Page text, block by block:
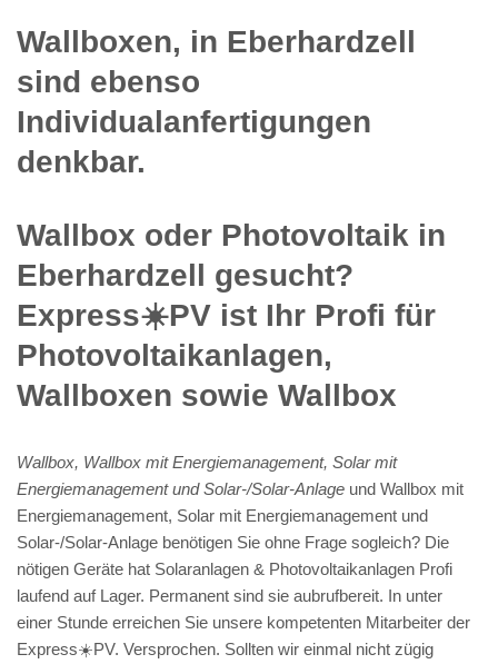
Wallboxen, in Eberhardzell
sind ebenso
Individualanfertigungen
denkbar.
Wallbox oder Photovoltaik in
Eberhardzell gesucht?
Express☀️PV️ ist Ihr Profi für
Photovoltaikanlagen,
Wallboxen sowie Wallbox
Wallbox, Wallbox mit Energiemanagement, Solar mit
Energiemanagement und Solar-/Solar-Anlage und Wallbox mit
Energiemanagement, Solar mit Energiemanagement und
Solar-/Solar-Anlage benötigen Sie ohne Frage sogleich? Die
nötigen Geräte hat Solaranlagen & Photovoltaikanlagen Profi
laufend auf Lager. Permanent sind sie aubrufbereit. In unter
einer Stunde erreichen Sie unsere kompetenten Mitarbeiter der
Express☀️PV️. Versprochen. Sollten wir einmal nicht zügig